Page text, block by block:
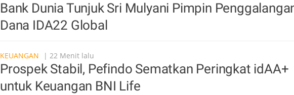
Bank Dunia Tunjuk Sri Mulyani Pimpin
Dana IDA22 Global
KEUANGAN | 22 Menit lalu
Prospek Stabil, Pefindo Sematkan Peringkat idAA+
untuk Keuangan BNI Life